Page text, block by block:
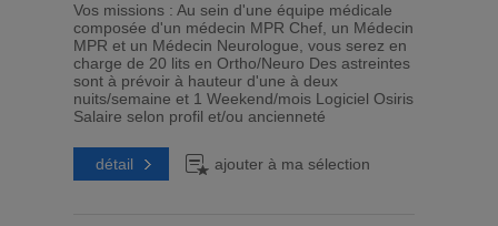
Vos missions : Au sein d'une équipe médicale
composée d'un médecin MPR Chef, un Médecin
MPR et un Médecin Neurologue, vous serez en
charge de 20 lits en Ortho/Neuro Des astreintes
sont à prévoir à hauteur d'une à deux
nuits/semaine et 1 Weekend/mois Logiciel Osiris
Salaire selon profil et/ou ancienneté
détail ajouter à ma sélection